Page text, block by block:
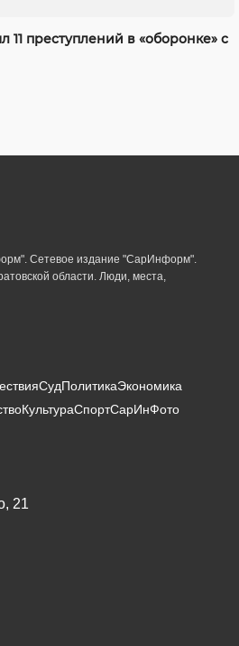
11 преступлений в «оборонке» с
Сетевое издание "СарИнформ".
области. Люди, места,
СудПолитикаЭкономика
КультураСпортСарИнФото
21